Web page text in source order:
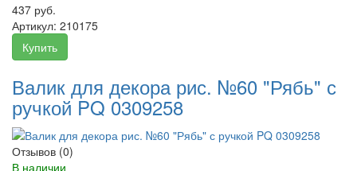
437 руб.
Артикул: 210175
Купить
Валик для декора рис. №60 "Рябь" с
ручкой PQ 0309258
Отзывов (0)
В наличии